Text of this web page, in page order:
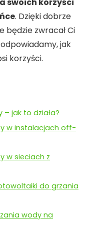
swoich korzyści
. Dzięki dobrze
będzie zwracał Ci
jak
korzyści.
jak to działa?
w instalacjach off-
w sieciach z
do grzania
wody na